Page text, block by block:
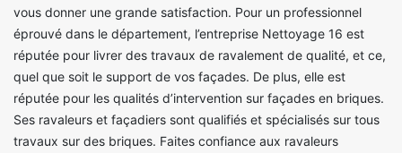
vous donner une grande satisfaction. Pour un professionnel
éprouvé dans le département, l’entreprise Nettoyage 16 est
réputée pour livrer des travaux de ravalement de qualité, et ce,
quel que soit le support de vos façades. De plus, elle est
réputée pour les qualités d’intervention sur façades en briques.
Ses ravaleurs et façadiers sont qualifiés et spécialisés sur tous
travaux sur des briques. Faites confiance aux ravaleurs